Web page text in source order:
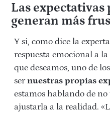
Las expectativas
generan más
Y si, como dice la
respuesta emocional a
que deseamos, uno de
sernuestras propias
estamos hablando de
ajustarla a la realidad.